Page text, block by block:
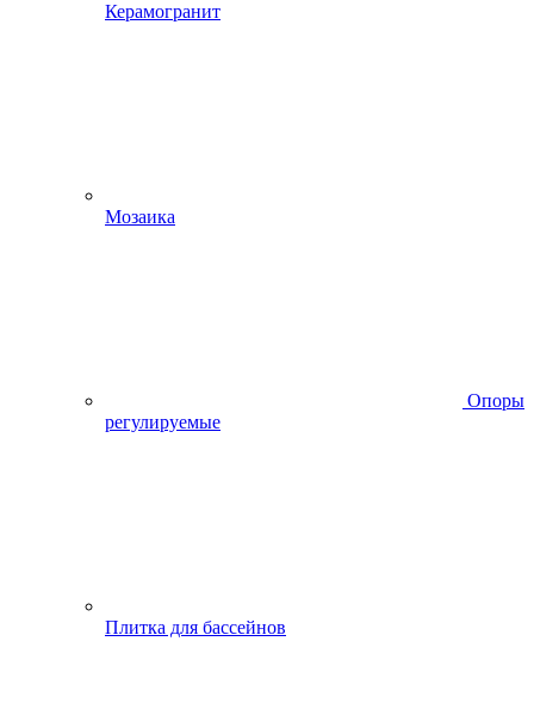
Керамогранит
Мозаика
Опоры
регулируемые
Плитка для бассейнов